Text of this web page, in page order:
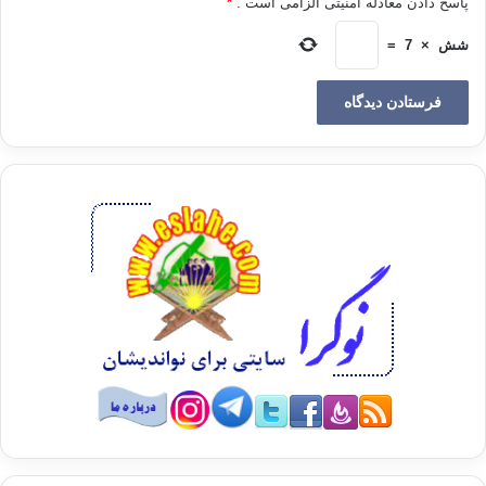
از مشهورترین اساتید امام نووی، ابو الفرج عبدالرحمن بن ابی عمر و
محمد بن احمد مقدسی است و استادهای دیگر او عبارتند از: أبو
إسماعیل بن أبى إسحاق إبراهیم ابن أبى الیسر وأبوالعباس أحمد بن
عبد الدائم، وأبو البقاء خالد النابلسی، وأبومحمد عبد العزیز بن عبد
الله محمد بن عبد المحسن الأنصاری، وضیاء بن تمام الحیصی،
یحیى الأبناری، وأبو زکریا یحیى بن الفتح الصیرفی الحرانی،
وأبوإسحاق إبراهیم بن علی بن أحمد بن فاضل الواسطی وغیره.
بهره های علمی امام نووی
نووی از جهت فقاهت:
ابن عطار در این باره می گوید: « او حافظ مذهب و قواعد و اصول و
فروع امام شافعی و مذاهب صحابه و تابعین و اختلاف علما و توافق و
اجماع آنان بود. او در همه ی این ها به پیروی از روش علمای سلف
شهرت داشت».
نووی به عنوان محدث:
شش ×
7
=